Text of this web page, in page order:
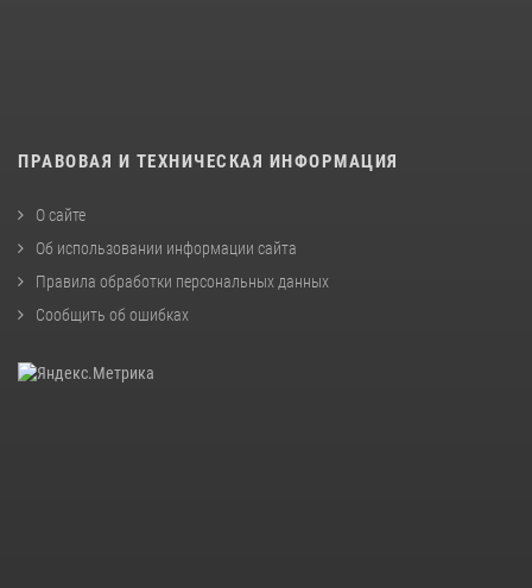
ПРАВОВАЯ И ТЕХНИЧЕСКАЯ ИНФОРМАЦИЯ
О сайте
Об использовании информации сайта
Правила обработки персональных данных
Сообщить об ошибках